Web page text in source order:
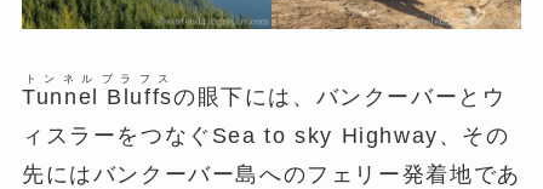
Tunnel
トンネル
Bluffs
ブラフス
の眼下には、バンクーバーとウ
ィスラーをつなぐSea to sky Highway、その
先にはバンクーバー島へのフェリー発着地であ